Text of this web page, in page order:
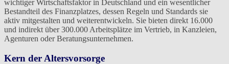
wichtiger Wirtschaftsfaktor in Deutschland und ein wesentlicher
Bestandteil des Finanzplatzes, dessen Regeln und Standards sie
aktiv mitgestalten und weiterentwickeln. Sie bieten direkt 16.000
und indirekt über 300.000 Arbeitsplätze im Vertrieb, in Kanzleien,
Agenturen oder Beratungsunternehmen.
Kern der Altersvorsorge